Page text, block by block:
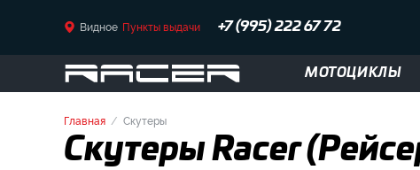
Видное Пункты выдачи +7 (995) 222 67 72
МОТОЦИКЛЫ
Главная Скутеры
Скутеры Racer